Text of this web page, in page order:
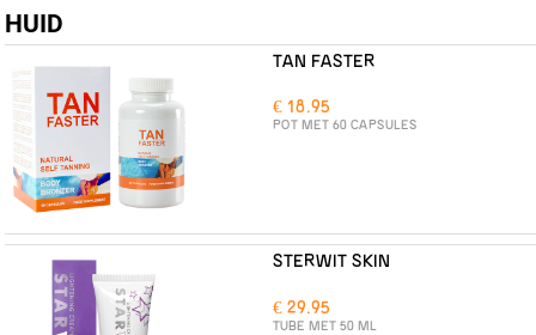
HUID
TAN FASTER
€ 18.95
POT MET 60 CAPSULES
STERWIT SKIN
€ 29.95
TUBE MET 50 ML